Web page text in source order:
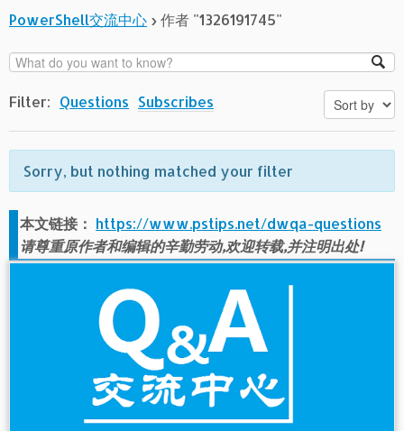
PowerShell交流中心 › 作者 "1326191745"
Filter: Questions Subscribes
Sorry, but nothing matched your filter
本文链接： https://www.pstips.net/dwqa-questions
请尊重原作者和编辑的辛勤劳动,欢迎转载,并注明出处!